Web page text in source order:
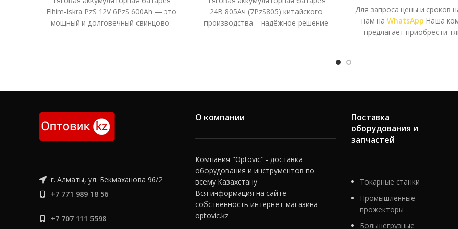
Elhim-Iskra PzS 12V 6PzS 600Ah — это
мощный и долговечный свинцово-
емкостью 600Ah и напряжением 12V,
надежную и стабильную работу,
особенно в условиях интенсивной
эксплуатации. Батарея способна
разряд, что гарантирует длительный
на обслуживание. Благодаря
панцирной конструкции
24В 805Ач (7PzS805) китайского
производства – надёжное решение
условиях эксплуатации.
Для запроса цены и сроков
нам на WhatsApp Наша
предлагает приобрести
высоким качеством
прочным
корпусом.
г. Алматы, ул. Бекмаханова 96/2
+7 771 989 18 56
+7 707 111 5598
О компании
Компания "Optovic" - доставка
оборудования и инструментов по
всему Казахстану
Вся информация на сайте –
собственность интернет-магазина
optovic.kz
Поставка
оборудования и
запчастей
Токарные станки
Промышленные
прожекторы
Большегрузные